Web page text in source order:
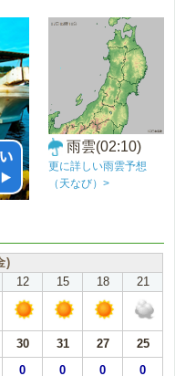
雨雲(02:10)
更に詳しい雨雲予想
（天なび）>
)
12 15 18 21
30 31 27
25
0 0 0 0